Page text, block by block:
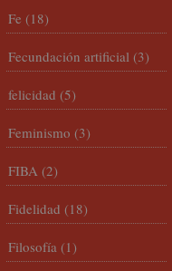
Fe (18)
Fecundación artificial (3)
felicidad (5)
Feminismo (3)
FIBA (2)
Fidelidad (18)
Filosofía (1)